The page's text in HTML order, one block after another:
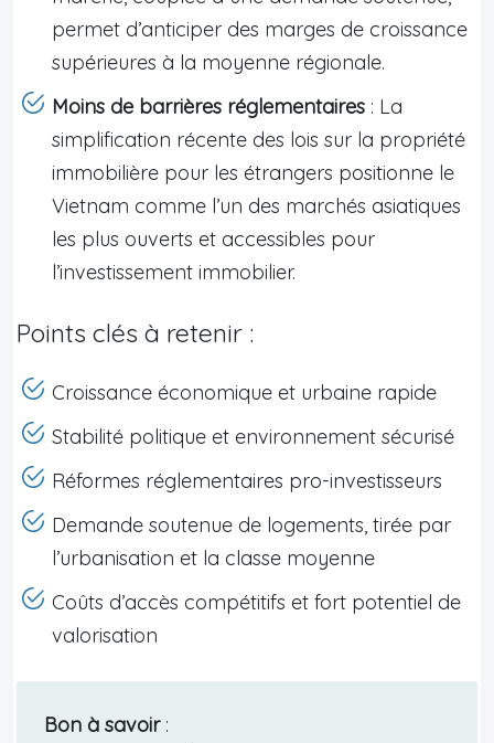
permet d’anticiper des marges de croissance
supérieures à la moyenne régionale.
Moins de barrières réglementaires : La
simplification récente des lois sur la propriété
immobilière pour les étrangers positionne le
Vietnam comme l’un des marchés asiatiques
les plus ouverts et accessibles pour
l’investissement immobilier.
Points clés à retenir :
Croissance économique et urbaine rapide
Stabilité politique et environnement sécurisé
Réformes réglementaires pro-investisseurs
Demande soutenue de logements, tirée par
l’urbanisation et la classe moyenne
Coûts d’accès compétitifs et fort potentiel de
valorisation
Bon à savoir: